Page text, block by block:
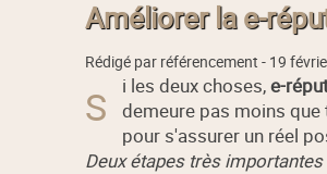
Améliorer la e-
Rédigé par référencement - 19
S i les deux choses,e-
demeure pas moins que
pour s'assurer un réel
Deux étapes très